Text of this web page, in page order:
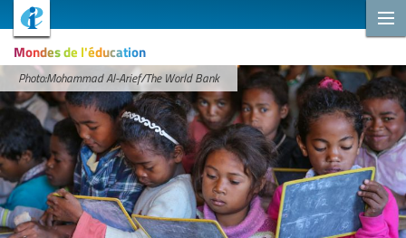
Mondes de l'éducation
Photo:Mohammad Al-Arief/The World Bank